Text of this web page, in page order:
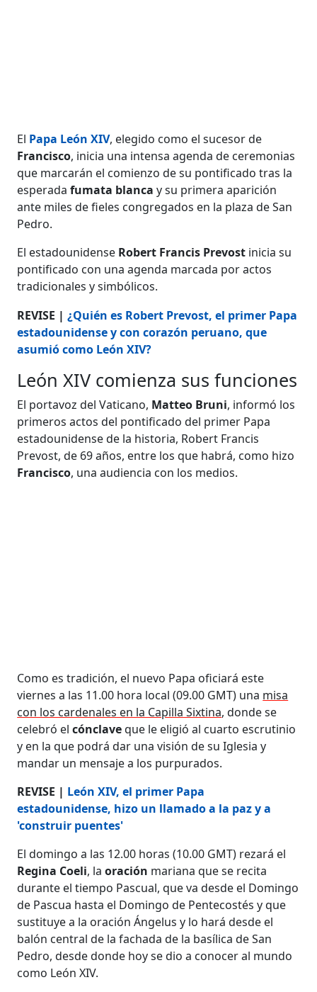
El Papa León XIV, elegido como el sucesor de
Francisco, inicia una intensa agenda de ceremonias
que marcarán el comienzo de su pontificado tras la
esperadafumata blancay su primera aparición
ante miles de fieles congregados en la plaza de San
Pedro.
El estadounidense Robert Francis Prevost inicia su
pontificado con una agenda marcada por actos
tradicionales y simbólicos.
REVISE |¿Quién es Robert Prevost, el primer Papa
estadounidense y con corazón peruano, que
asumió como León XIV?
León XIV comienza sus funciones
El portavoz del Vaticano, Matteo Bruni, informó los
primeros actos del pontificado del primer Papa
estadounidense de la historia, Robert Francis
Prevost, de 69 años, entre los que habrá, como hizo
Francisco, una audiencia con los medios.
Como es tradición, el nuevo Papa oficiará este
viernes a las 11.00 hora local (09.00 GMT) una misa
con los cardenales en la Capilla Sixtina, donde se
celebró elcónclaveque le eligió al cuarto escrutinio
y en la que podrá dar una visión de su Iglesia y
mandar un mensaje a los purpurados.
REVISE | León XIV, el primer Papa
estadounidense, hizo un llamado a la paz y a
'construir puentes'
El domingo a las 12.00 horas (10.00 GMT) rezará el
Regina Coeli, laoración mariana que se recita
durante el tiempo Pascual, que va desde el Domingo
de Pascua hasta el Domingo de Pentecostés y que
sustituye a la oración Ángelus y lo hará desde el
balón central de la fachada de la basílica de San
Pedro, desde donde hoy se dio a conocer al mundo
como León XIV.